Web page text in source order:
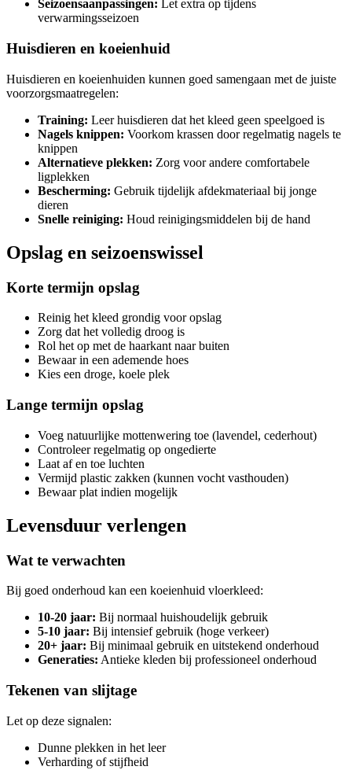
Seizoensaanpassingen: Let extra op tijdens
verwarmingsseizoen
Huisdieren en koeienhuid
Huisdieren en koeienhuiden kunnen goed samengaan met de juiste
voorzorgsmaatregelen:
Training: Leer huisdieren dat het kleed geen speelgoed is
Nagels knippen: Voorkom krassen door regelmatig nagels te
knippen
Alternatieve plekken: Zorg voor andere comfortabele
ligplekken
Bescherming: Gebruik tijdelijk afdekmateriaal bij jonge
dieren
Snelle reiniging: Houd reinigingsmiddelen bij de hand
Opslag en seizoenswissel
Korte termijn opslag
Reinig het kleed grondig voor opslag
Zorg dat het volledig droog is
Rol het op met de haarkant naar buiten
Bewaar in een ademende hoes
Kies een droge, koele plek
Lange termijn opslag
Voeg natuurlijke mottenwering toe (lavendel, cederhout)
Controleer regelmatig op ongedierte
Laat af en toe luchten
Vermijd plastic zakken (kunnen vocht vasthouden)
Bewaar plat indien mogelijk
Levensduur verlengen
Wat te verwachten
Bij goed onderhoud kan een koeienhuid vloerkleed:
10-20 jaar: Bij normaal huishoudelijk gebruik
5-10 jaar: Bij intensief gebruik (hoge verkeer)
20+ jaar: Bij minimaal gebruik en uitstekend onderhoud
Generaties: Antieke kleden bij professioneel onderhoud
Tekenen van slijtage
Let op deze signalen:
Dunne plekken in het leer
Verharding of stijfheid